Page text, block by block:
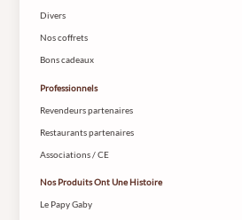
Divers
Nos coffrets
Bons cadeaux
Professionnels
Revendeurs partenaires
Restaurants partenaires
Associations / CE
Nos Produits Ont Une Histoire
Le Papy Gaby